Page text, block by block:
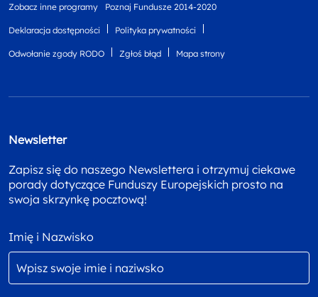
Zobacz inne programy Poznaj Fundusze 2014-2020
Deklaracja dostępności Polityka prywatności
Odwołanie zgody RODO Zgłoś błąd Mapa strony
Newsletter
Zapisz się do naszego Newslettera i otrzymuj ciekawe
porady dotyczące Funduszy Europejskich prosto na
swoja skrzynkę pocztową!
Imię i Nazwisko